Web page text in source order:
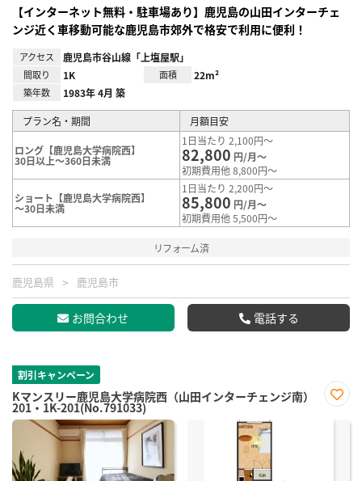
【インターネット無料・駐車場あり】鹿児島の山田インターチェ
ンジ近く車移動可能な鹿児島市郊外で格安で利用に便利！
アクセス 鹿児島市谷山線「上塩屋駅」
間取り 1K 面積 22m²
築年数 1983年 4月 築
プラン名・期間 月額目安
ロング【鹿児島大学病院西】
30日以上～360日未満
1日当たり 2,100円～
82,800 円/月～
初期費用他 8,800円～
ショート【鹿児島大学病院西】
～30日未満
1日当たり 2,200円～
85,800 円/月～
初期費用他 5,500円～
リフォーム済
鹿児島県 鹿児島市
お問合わせ 電話する
割引キャンペーン
Kマンスリー鹿児島大学病院西（山田インターチェンジ南）
201・1K-201(No.791033)
に入